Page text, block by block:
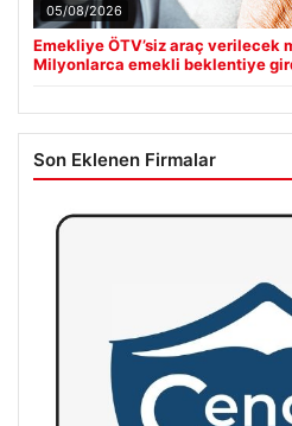
05/08/2026
Emekliye ÖTV’siz araç verilecek
Milyonlarca emekli beklentiye
Son Eklenen Firmalar